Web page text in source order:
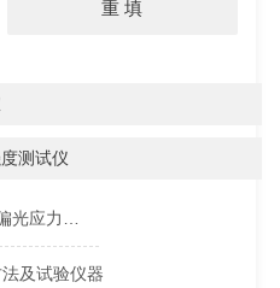
测试仪
高精度偏光应力仪的测量方法
及试验仪器